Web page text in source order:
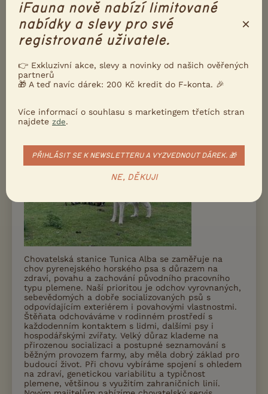
Zaměření
Psi
Chovaná plemena
Velškorgi - pembroke
Chovatelská stanice Tunica Alba se zaměřuje na
chov pyrenejského horského psa s důrazem na
zdraví, povahu a zachování původního pracovního
typu plemene. Naší prioritou je odchov vyrovnaných,
sebevědomých a dobře socializovaných psů s
odpovídajícím exteriérem i povahovými vlastnostmi.
Štěňata odchováváme v rodinném prostředí s
každodenním kontaktem s lidmi, dalšími psy i
hospodářskými zvířaty. Velký důraz klademe na
přirozenou socializaci a postupné seznamování s
běžným provozem farmy, aby měla dobrý základ pro
budoucí život. Při chovu vybíráme spojení s ohledem
na zdraví, genetickou variabilitu a typičnost
plemene, většinou s využitím zahraničních linií.
iFauna nově nabízí limitované
nabídky a slevy pro své
registrované uživatele.
×
👉 Exkluzivní akce, slevy a novinky od našich ověřených
partnerů
🎁 A teď navíc dárek: 200 Kč kredit do F-konta. 🎉
Více informací o souhlasu s marketingem třetích stran
najdete zde.
PŘIHLÁSIT SE K NEWSLETTERU A VYZVEDNOUT DÁREK. 🎁
NE, DĚKUJI